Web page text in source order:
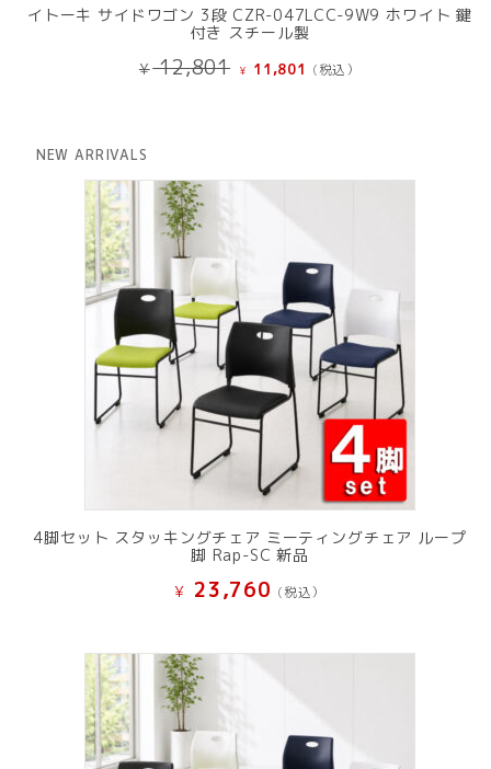
イトーキ サイドワゴン 3段 CZR-047LCC-9W9 ホワイト 鍵
付き スチール製
¥12,801 元
¥ 11,801 現
(税込）
NEW ARRIVALS
4脚セット スタッキングチェア ミーティングチェア ループ
脚 Rap-SC 新品
¥ 23,760 (税込）